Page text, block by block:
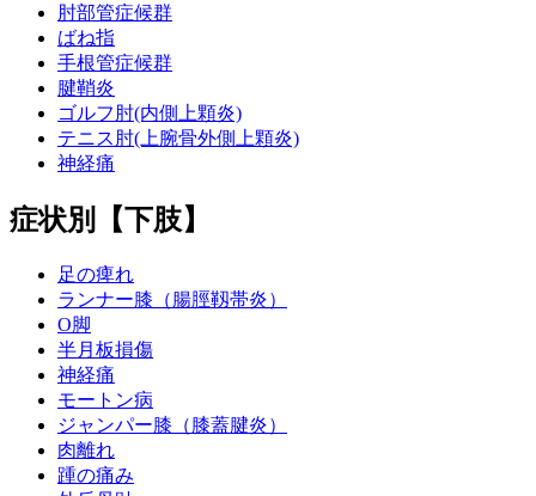
肘部管症候群
ばね指
手根管症候群
腱鞘炎
ゴルフ肘(内側上顆炎)
テニス肘(上腕骨外側上顆炎)
神経痛
症状別【下肢】
足の痺れ
ランナー膝（腸脛靱帯炎）
O脚
半月板損傷
神経痛
モートン病
ジャンパー膝（膝蓋腱炎）
肉離れ
踵の痛み